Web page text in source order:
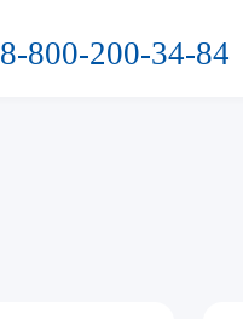
8-800-200-34-84